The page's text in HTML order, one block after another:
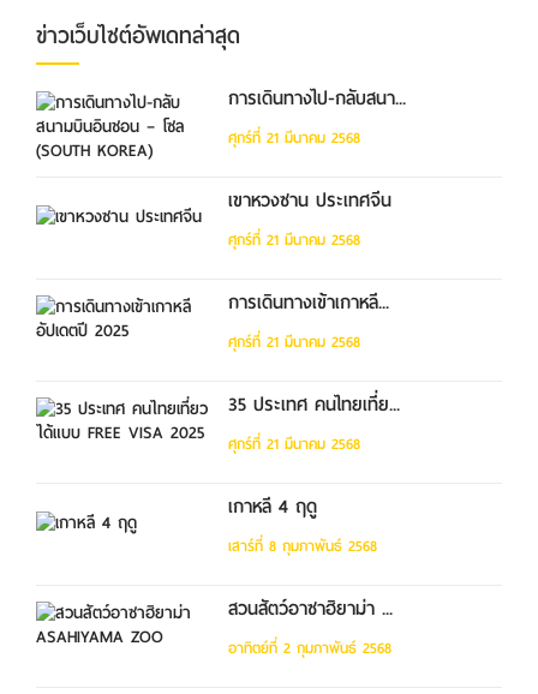
ข่าวเว็บไซต์อัพเดทล่าสุด
การเดินทางไป-กลับสนา...
ศุกร์ที่ 21 มีนาคม 2568
เขาหวงซาน ประเทศจีน
ศุกร์ที่ 21 มีนาคม 2568
การเดินทางเข้าเกาหลี...
ศุกร์ที่ 21 มีนาคม 2568
35 ประเทศ คนไทยเที่ย...
ศุกร์ที่ 21 มีนาคม 2568
เกาหลี 4 ฤดู
เสาร์ที่ 8 กุมภาพันธ์ 2568
สวนสัตว์อาซาฮิยาม่า ...
อาทิตย์ที่ 2 กุมภาพันธ์ 2568